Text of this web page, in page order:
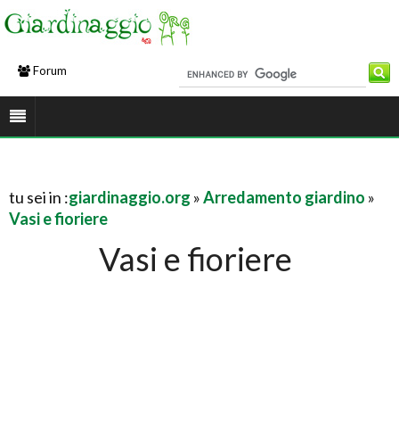
Forum
tu sei in :giardinaggio.org »Arredamento giardino »
Vasi e fioriere
Vasi e fioriere